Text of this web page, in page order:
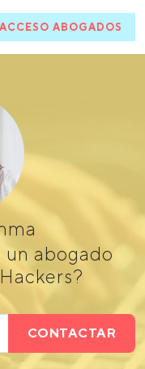
ACCESO ABOGADOS
un abogado
CONTACTAR